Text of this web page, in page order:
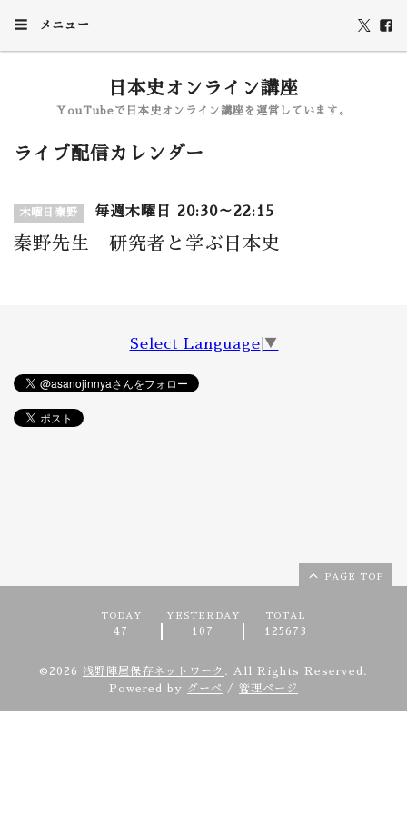
メニュー
日本史オンライン講座
YouTubeで日本史オンライン講座を運営しています。
ライブ配信カレンダー
木曜日秦野 毎週木曜日 20:30～22:15
秦野先生 研究者と学ぶ日本史
Select Language ▼
PAGE TOP
TODAY
47
YESTERDAY
107
TOTAL
125673
©2026 浅野陣屋保存ネットワーク . All Rights Reserved.
Powered by
グーペ / 管理ページ